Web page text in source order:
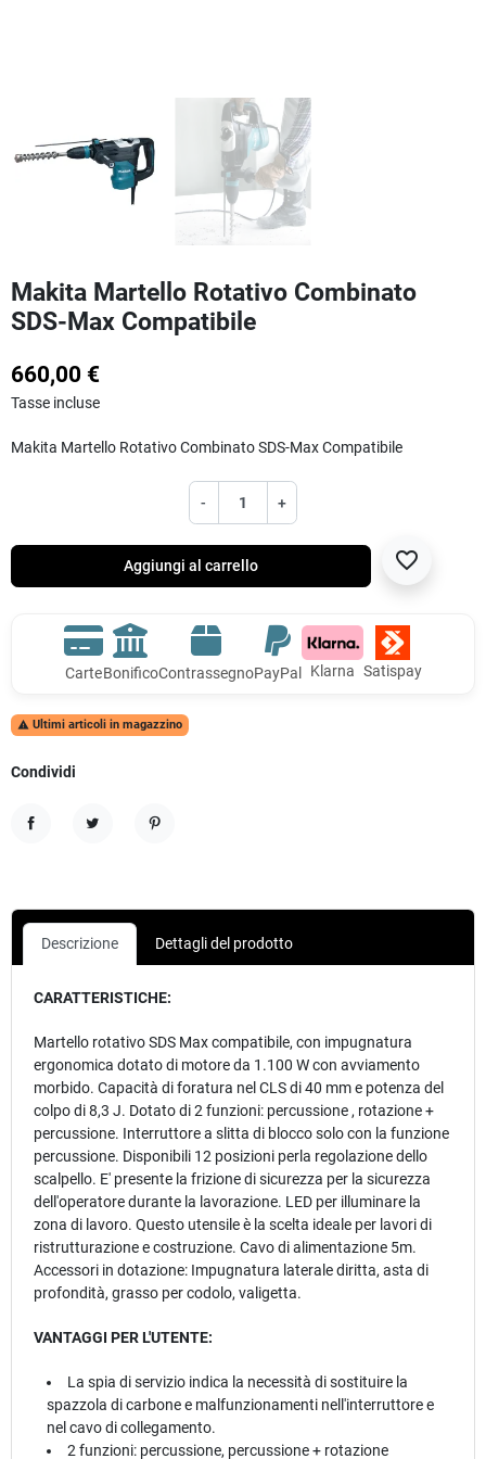
Makita Martello Rotativo Combinato
SDS-Max Compatibile
660,00 €
Tasse incluse
Makita Martello Rotativo Combinato SDS-Max Compatibile
- +
Aggiungi al carrello favorite_border
CarteBonificoContrassegnoPayPal Klarna Satispay
 Ultimi articoli in magazzino
Condividi
Descrizione Dettagli del prodotto
CARATTERISTICHE:
Martello rotativo SDS Max compatibile, con impugnatura
ergonomica dotato di motore da 1.100 W con avviamento
morbido. Capacità di foratura nel CLS di 40 mm e potenza del
colpo di 8,3 J. Dotato di 2 funzioni: percussione , rotazione +
percussione. Interruttore a slitta di blocco solo con la funzione
percussione. Disponibili 12 posizioni perla regolazione dello
scalpello. E' presente la frizione di sicurezza per la sicurezza
dell'operatore durante la lavorazione. LED per illuminare la
zona di lavoro. Questo utensile è la scelta ideale per lavori di
ristrutturazione e costruzione. Cavo di alimentazione 5m.
Accessori in dotazione: Impugnatura laterale diritta, asta di
profondità, grasso per codolo, valigetta.
VANTAGGI PER L'UTENTE:
La spia di servizio indica la necessità di sostituire la
spazzola di carbone e malfunzionamenti nell'interruttore e
nel cavo di collegamento.
2 funzioni: percussione, percussione + rotazione